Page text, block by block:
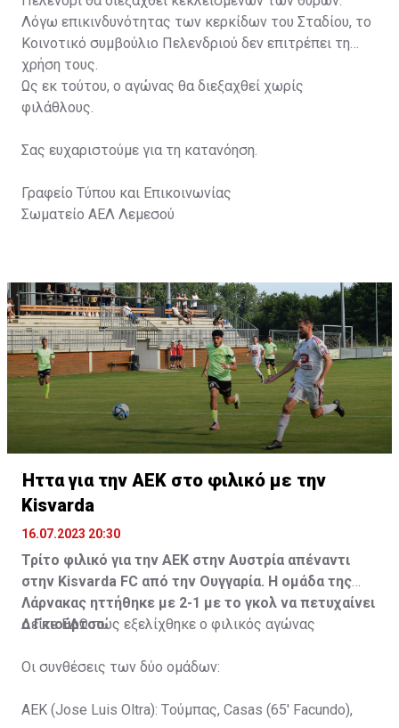
Λόγω επικινδυνότητας των κερκίδων του Σταδίου, το
Κοινοτικό συμβούλιο Πελενδριού δεν επιτρέπει τη
χρήση τους.
Ως εκ τούτου, ο αγώνας θα διεξαχθεί χωρίς
φιλάθλους.
Σας ευχαριστούμε για τη κατανόηση.
Γραφείο Τύπου και Επικοινωνίας
Σωματείο ΑΕΛ Λεμεσού
Ήττα για την ΑΕΚ στο φιλικό με την
Kisvarda
16.07.2023 20:30
Τρίτο φιλικό για την ΑΕΚ στην Αυστρία απέναντι
στην Kisvarda FC από την Ουγγαρία. Η ομάδα της
Λάρνακας ηττήθηκε με 2-1 με το γκολ να πετυχαίνει
ο Γκιούρτσο.
ΔείτεΕΔΩπώς εξελίχθηκε ο φιλικός αγώνας
Οι συνθέσεις των δύο ομάδων:
ΑΕΚ (Jose Luis Oltra): Tούμπας, Casas (65' Facundo),